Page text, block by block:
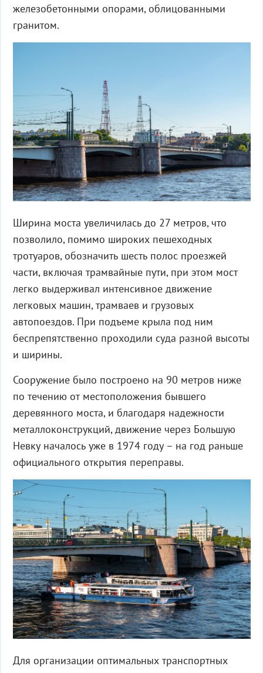
железобетонными опорами, облицованными
гранитом.
Ширина моста увеличилась до 27 метров, что
позволило, помимо широких пешеходных
тротуаров, обозначить шесть полос проезжей
части, включая трамвайные пути, при этом мост
легко выдерживал интенсивное движение
легковых машин, трамваев и грузовых
автопоездов. При подъеме крыла под ним
беспрепятственно проходили суда разной высоты
и ширины.
Сооружение было построено на 90 метров ниже
по течению от местоположения бывшего
деревянного моста, и благодаря надежности
металлоконструкций, движение через Большую
Невку началось уже в 1974 году – на год раньше
официального открытия переправы.
Для организации оптимальных транспортных